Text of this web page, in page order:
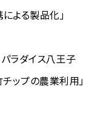
よる製品化」
ラダイス八王子
ップの農業利用」